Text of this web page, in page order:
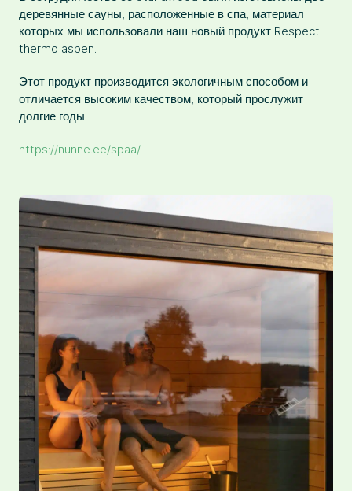
деревянные сауны, расположенные в спа, материал
которых мы использовали наш новый продукт Respect
thermo aspen.
Этот продукт производится экологичным способом и
отличается высоким качеством, который прослужит
долгие годы.
https://nunne.ee/spaa/